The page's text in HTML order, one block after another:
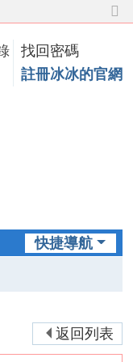
切
窄
版
找回密碼
註冊冰冰的官網
快捷導航
返回列表